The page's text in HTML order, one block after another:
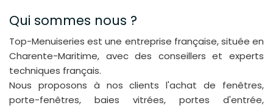
Qui sommes nous ?
Top-Menuiseries est une entreprise française, située en
Charente-Maritime, avec des conseillers et experts
techniques français.
Nous proposons à nos clients l'achat de fenêtres,
porte-fenêtres, baies vitrées, portes d'entrée,